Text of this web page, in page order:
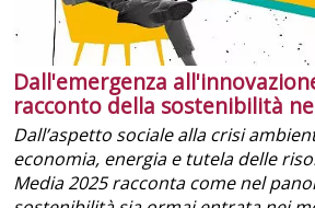
Dall'emergenza
racconto della sostenibilità
Dall’aspetto sociale alla crisi
economia, energia e tutela delle
Media 2025 racconta come nel